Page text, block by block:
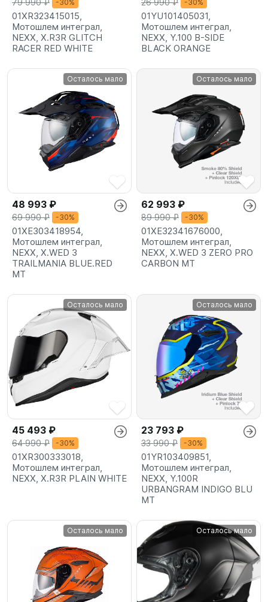
-30%
01XR323415015,
Мотошлем интеграл,
NEXX, X.R3R GLITCH
RACER RED WHITE
-30%
01YU101405031,
Мотошлем интеграл,
NEXX, Y.100 B-SIDE
BLACK ORANGE
Осталось мало
48 993 ₽
69 990 ₽ -30%
01XE303418954,
Мотошлем интеграл,
NEXX, X.WED 3
TRAILMANIA BLUE.RED
MT
Осталось мало
62 993 ₽
89 990 ₽ -30%
01XE32341676000,
Мотошлем интеграл,
NEXX, X.WED 3 ZERO PRO
CARBON MT
Осталось мало
45 493 ₽
64 990 ₽ -30%
01XR300333018,
Мотошлем интеграл,
NEXX, X.R3R PLAIN WHITE
Осталось мало
23 793 ₽
33 990 ₽ -30%
01YR103409851,
Мотошлем интеграл,
NEXX, Y.100R
URBANGRAM INDIGO BLU
MT
Осталось мало Осталось мало